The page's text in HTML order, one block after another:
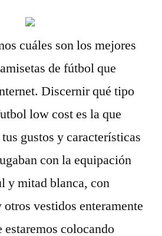
cuáles son los mejores
de fútbol que
Discernir qué tipo
low cost es la que
gustos y características
con la equipación
y mitad blanca, con
vestidos enteramente
colocando